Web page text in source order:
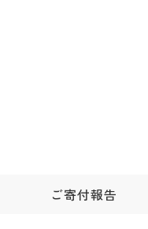
ご寄付報告